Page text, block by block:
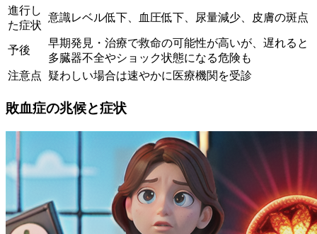
進行し
た症状
意識レベル低下、血圧低下、尿量減少、皮膚の斑点
予後
早期発見・治療で救命の可能性が高いが、遅れると
多臓器不全やショック状態になる危険も
注意点
疑わしい場合は速やかに医療機関を受診
敗血症の兆候と症状